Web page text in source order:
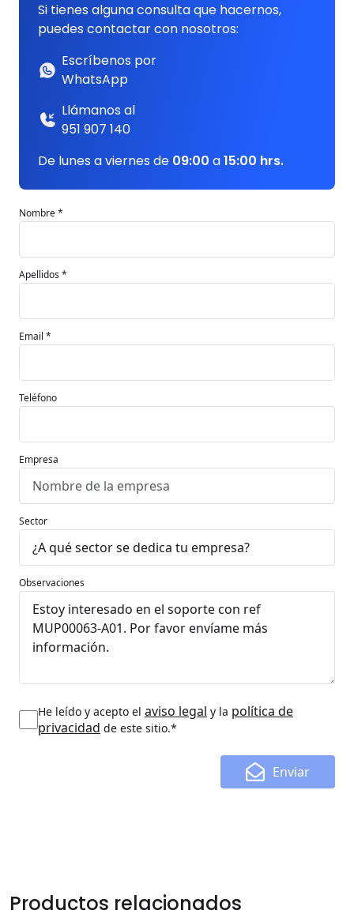
Si tienes alguna consulta que hacernos,
puedes contactar con nosotros:
Escríbenos por
WhatsApp
Llámanos al
951 907 140
De lunes a viernes de 09:00 a15:00 hrs.
Nombre *
Apellidos *
Email *
Teléfono
Empresa
Sector
Observaciones
He leído y acepto el aviso legal y la política de
privacidad de este sitio.*
Enviar
Productos relacionados